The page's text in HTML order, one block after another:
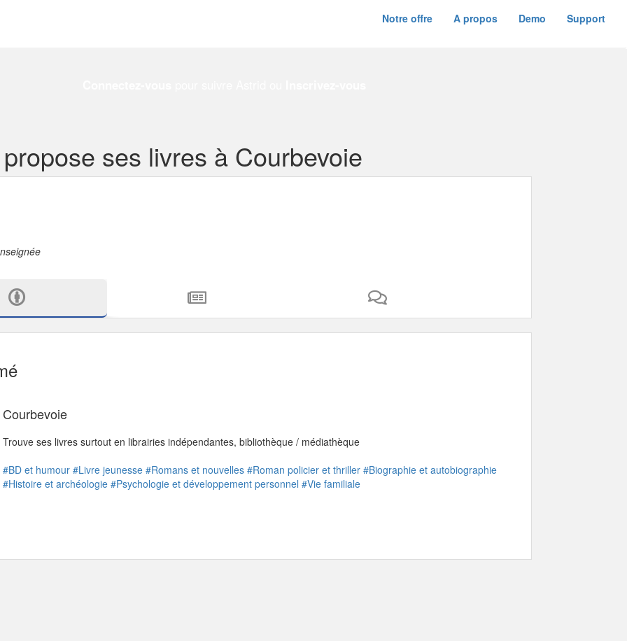
Notre offre A propos Demo Support
ses livres à Courbevoie
Courbevoie
Trouve ses livres surtout en librairies indépendantes, bibliothèque / médiathèque
#BD et humour #Livre jeunesse #Romans et nouvelles #Roman policier et thriller #Biographie et autobiographie
#Histoire et archéologie #Psychologie et développement personnel #Vie familiale